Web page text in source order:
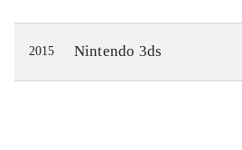
2015 Nintendo 3ds